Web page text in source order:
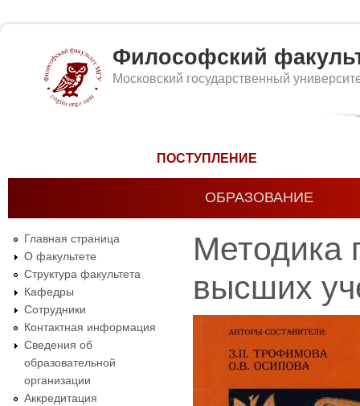
Философский
Московский государственный
ПОСТУПЛЕНИЕ
ОБРАЗОВАНИЕ
Главная страница
О факультете
Структура факультета
Кафедры
Сотрудники
Контактная информация
Сведения об
образовательной
организации
Аккредитация
Методика
высших